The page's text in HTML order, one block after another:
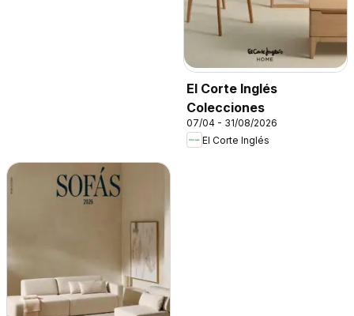
El Corte Inglés
Colecciones
07/04 - 31/08/2026
El Corte Inglés